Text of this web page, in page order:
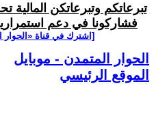
تبرعاتكم وتبرعاتكن المالية
فشاركونا في دعم
[اشترك في قناة ‫«الحوار
الحوار المتمدن - موبايل
الموقع الرئيسي